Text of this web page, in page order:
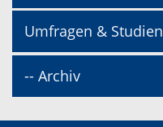
Umfragen & Studien
-- Archiv